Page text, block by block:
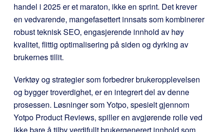
handel i 2025 er et maraton, ikke en sprint. Det krever
en vedvarende, mangefasettert innsats som kombinerer
robust teknisk SEO, engasjerende innhold av høy
kvalitet, flittig optimalisering på siden og dyrking av
brukernes tillit.
Verktøy og strategier som forbedrer brukeropplevelsen
og bygger troverdighet, er en integrert del av denne
prosessen. Løsninger som Yotpo, spesielt gjennom
Yotpo Product Reviews, spiller en avgjørende rolle ved
ikke bare å tilby verdifullt brukergenerert innhold som